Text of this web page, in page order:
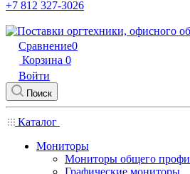
+7 812 327-3026
Сравнение0
Корзина 0
Войти
Поиск
Каталог
Мониторы
Мониторы общего
Графические мониторы